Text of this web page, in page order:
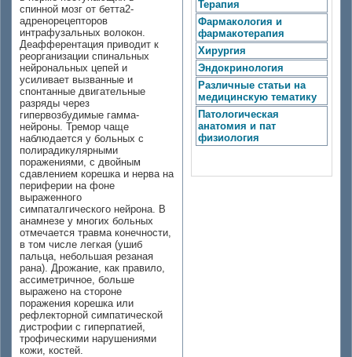
спинной мозг от бетта2-
адренорецепторов
интрафузальных волокон.
Деафферентация приводит к
реорганизации спинальных
нейрональных цепей и
усиливает вызванные и
спонтанные двигательные
разряды через
гипервозбудимые гамма-
нейроны. Тремор чаще
наблюдается у больных с
полирадикулярными
поражениями, с двойным
сдавлением корешка и нерва на
периферии на фоне
выраженного
симпаталгического нейрона. В
анамнезе у многих больных
отмечается травма конечности,
в том числе легкая (ушиб
пальца, небольшая резаная
рана). Дрожание, как правило,
ассиметричное, больше
выражено на стороне
поражения корешка или
рефлекторной симпатической
дистрофии с гиперпатией,
трофическими нарушениями
кожи, костей.
Терапия
Фармакология и
фармакотерапия
Хирургия
Эндокринология
Различные статьи на
медицинскую тематику
Патологическая
анатомия и пат
физиология